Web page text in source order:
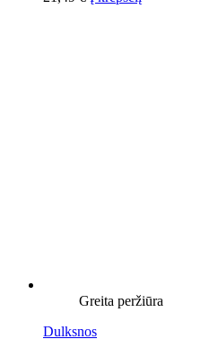
Greita peržiūra
Dulksnos